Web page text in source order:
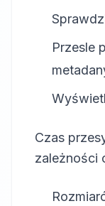
Przesle
Czas
zależności